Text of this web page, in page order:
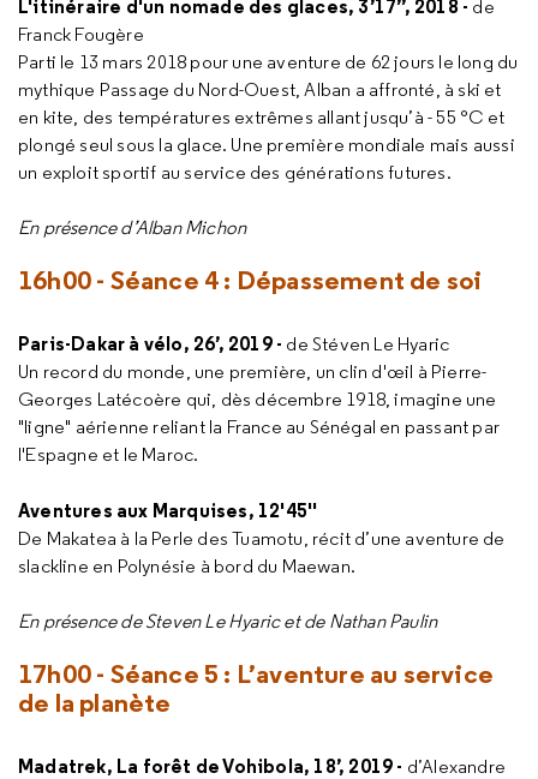
L'itinéraire d'un nomade des glaces, 3’17’’, 2018 - de
Franck Fougère
Parti le 13 mars 2018 pour une aventure de 62 jours le long du
mythique Passage du Nord-Ouest, Alban a affronté, à ski et
en kite, des températures extrêmes allant jusqu’à - 55 °C et
plongé seul sous la glace. Une première mondiale mais aussi
un exploit sportif au service des générations futures.
En présence d’Alban Michon
16h00 - Séance 4 : Dépassement de soi
Paris-Dakar à vélo, 26’, 2019 - de Stéven Le Hyaric
Un record du monde, une première, un clin d'œil à Pierre-
Georges Latécoère qui, dès décembre 1918, imagine une
"ligne" aérienne reliant la France au Sénégal en passant par
l'Espagne et le Maroc.
Aventures aux Marquises, 12'45''
De Makatea à la Perle des Tuamotu, récit d’une aventure de
slackline en Polynésie à bord du Maewan.
En présence de Steven Le Hyaric et de Nathan Paulin
17h00 - Séance 5 : L’aventure au service
de la planète
Madatrek, La forêt de Vohibola, 18’, 2019 - d’Alexandre